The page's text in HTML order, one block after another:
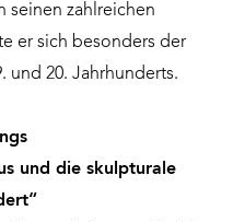
seinen zahlreichen
er sich besonders der
und 20. Jahrhunderts.
und die skulpturale